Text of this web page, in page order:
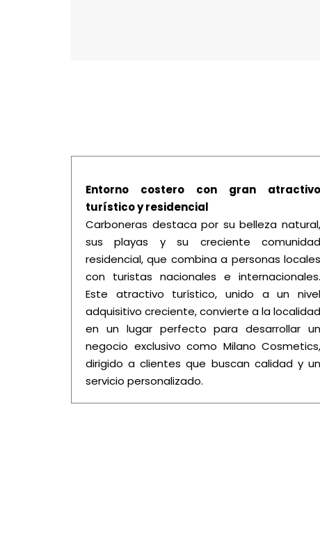
Entorno costero con gran atractivo
turístico y residencial
Carboneras destaca por su belleza natural,
sus playas y su creciente comunidad
residencial, que combina a personas locales
con turistas nacionales e internacionales.
Este atractivo turístico, unido a un nivel
adquisitivo creciente, convierte a la localidad
en un lugar perfecto para desarrollar un
negocio exclusivo como Milano Cosmetics,
dirigido a clientes que buscan calidad y un
servicio personalizado.